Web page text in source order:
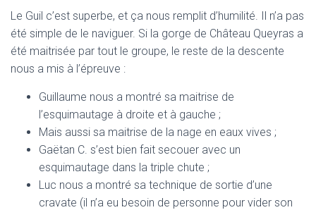
Le Guil c’est superbe, et ça nous remplit d’humilité. Il n’a pas
été simple de le naviguer. Si la gorge de Château Queyras a
été maitrisée par tout le groupe, le reste de la descente
nous a mis à l’épreuve :
Guillaume nous a montré sa maitrise de
l’esquimautage à droite et à gauche ;
Mais aussi sa maitrise de la nage en eaux vives ;
Gaëtan C. s’est bien fait secouer avec un
esquimautage dans la triple chute ;
Luc nous a montré sa technique de sortie d’une
cravate (il n’a eu besoin de personne pour vider son